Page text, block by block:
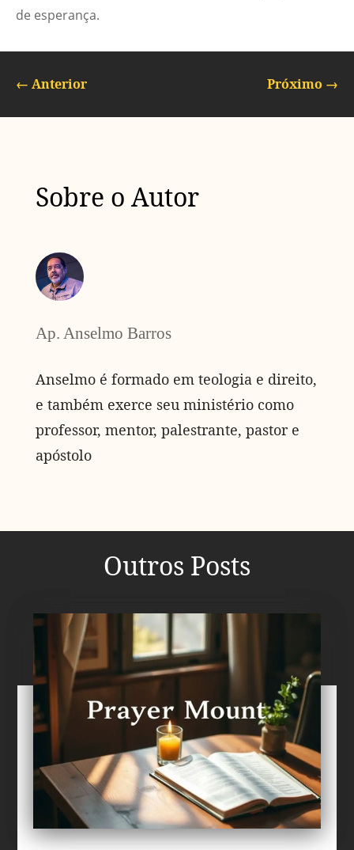
de esperança.
← Anterior Próximo →
Sobre o Autor
Ap. Anselmo Barros
Anselmo é formado em teologia e direito,
e também exerce seu ministério como
professor, mentor, palestrante, pastor e
apóstolo
Outros Posts